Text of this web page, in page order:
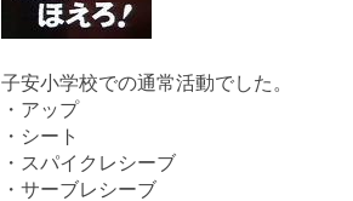
子安小学校での通常活動でした。
・アップ
・シート
・スパイクレシーブ
・サーブレシーブ